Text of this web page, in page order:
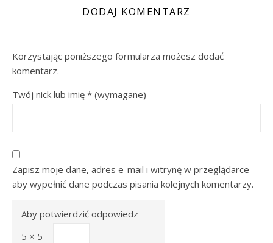
DODAJ KOMENTARZ
Korzystając poniższego formularza możesz dodać
komentarz.
Twój nick lub imię * (wymagane)
Zapisz moje dane, adres e-mail i witrynę w przeglądarce
aby wypełnić dane podczas pisania kolejnych komentarzy.
Aby potwierdzić odpowiedz
5 × 5 =